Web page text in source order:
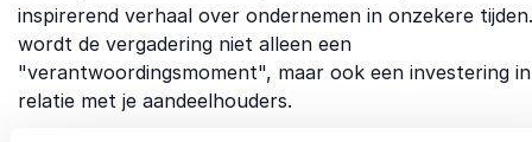
inspirerend verhaal over ondernemen in onzekere
wordt de vergadering niet alleen een
"verantwoordingsmoment", maar ook een investering
relatie met je aandeelhouders.